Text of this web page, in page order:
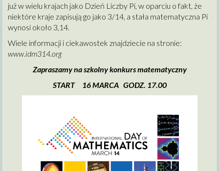
już w wielu krajach jako Dzień Liczby Pi, w oparciu o fakt, że
niektóre kraje zapisują go jako 3/14, a stała matematyczna Pi
wynosi około 3,14.
Wiele informacji i ciekawostek znajdziecie na stronie:
www.idm314.org
Zapraszamy na szkolny konkurs matematyczny
START 16 MARCA GODZ. 17.00